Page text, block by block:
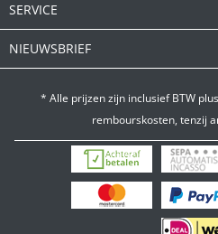
SERVICE
NIEUWSBRIEF
* Alle prijzen zijn inclusief BTW plus
rembourskosten, tenzij